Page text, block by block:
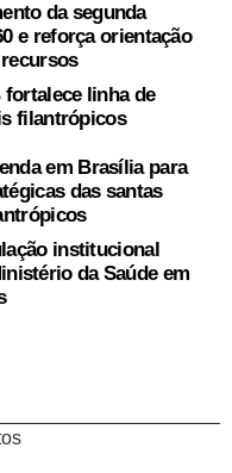
da segunda
e reforça orientação
fortalece linha de
filantrópicos
em Brasília para
das santas
institucional
da Saúde em